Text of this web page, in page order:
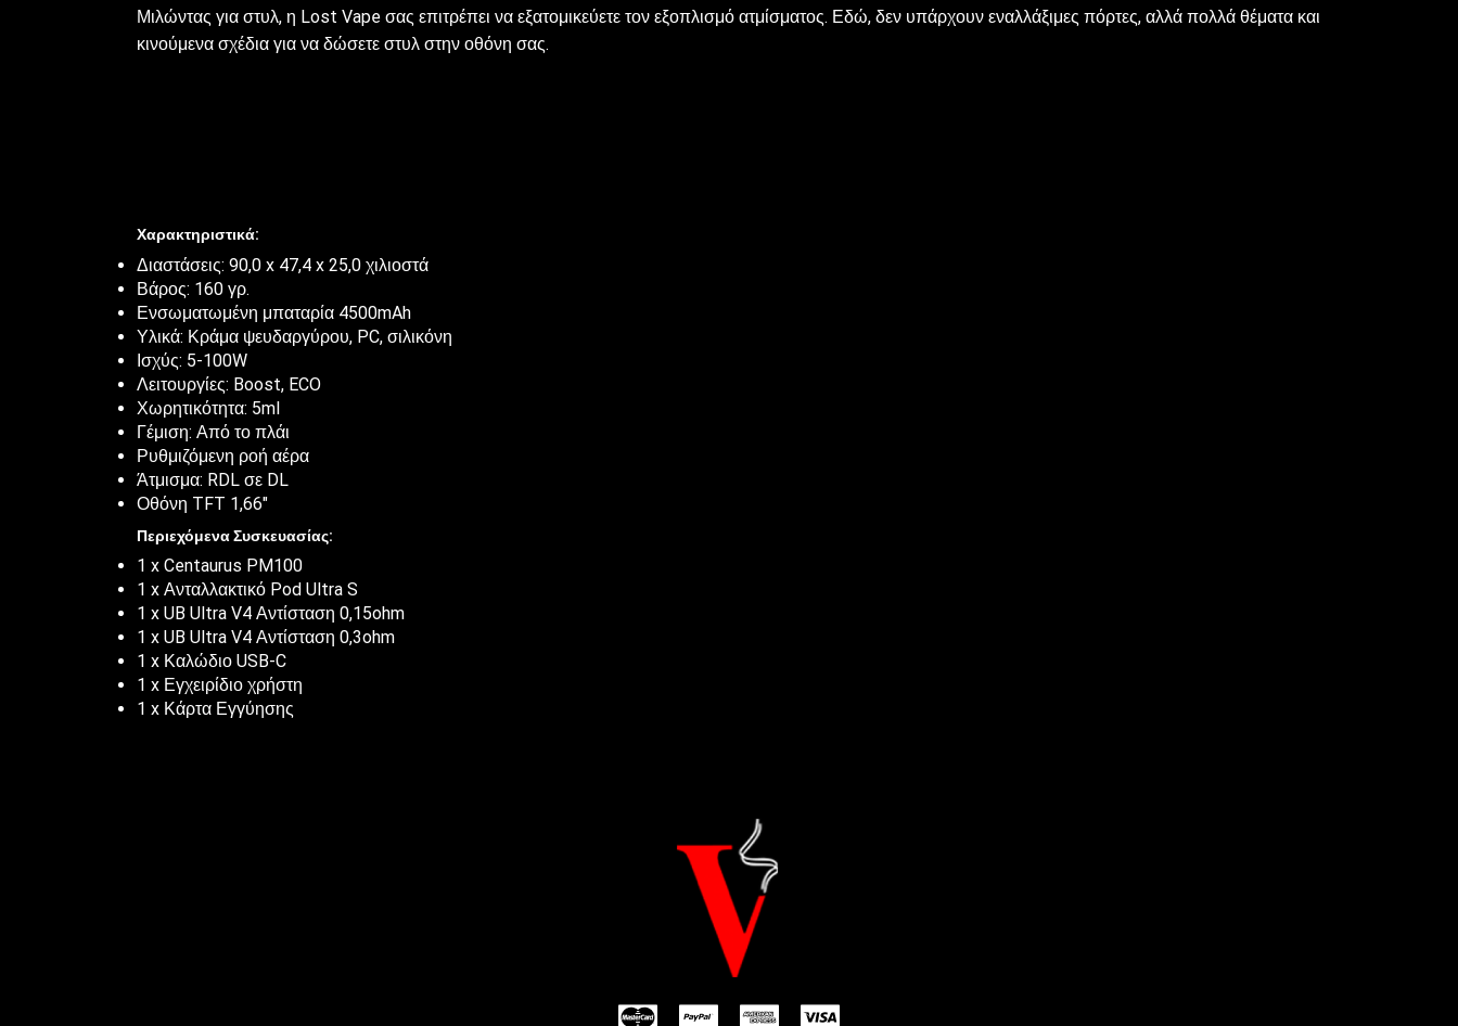
Μιλώντας για στυλ, η Lost Vape σας επιτρέπει να εξατομικεύετε τον εξοπλισμό ατμίσματος. Εδώ, δεν υπάρχουν εναλλάξιμες πόρτες, αλλά πολλά θέματα και
κινούμενα σχέδια για να δώσετε στυλ στην οθόνη σας.
Χαρακτηριστικά:
Διαστάσεις: 90,0 x 47,4 x 25,0 χιλιοστά
Βάρος: 160 γρ.
Ενσωματωμένη μπαταρία 4500mAh
Υλικά: Κράμα ψευδαργύρου, PC, σιλικόνη
Ισχύς: 5-100W
Λειτουργίες: Boost, ECO
Χωρητικότητα: 5ml
Γέμιση: Από το πλάι
Ρυθμιζόμενη ροή αέρα
Άτμισμα: RDL σε DL
Οθόνη TFT 1,66″
Περιεχόμενα Συσκευασίας:
1 x Centaurus PM100
1 x Ανταλλακτικό Pod Ultra S
1 x UB Ultra V4 Αντίσταση 0,15ohm
1 x UB Ultra V4 Αντίσταση 0,3ohm
1 x Καλώδιο USB-C
1 x Εγχειρίδιο χρήστη
1 x Κάρτα Εγγύησης